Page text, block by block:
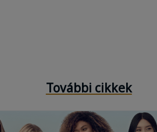
További cikkek